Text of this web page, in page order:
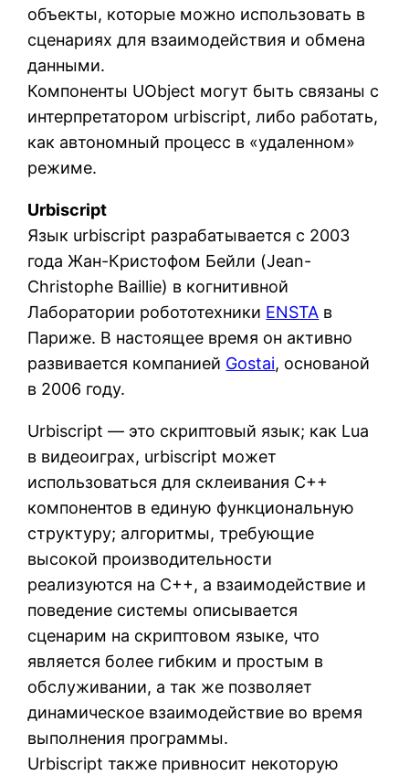
объекты, которые можно использовать в
сценариях для взаимодействия и обмена
данными.
Компоненты UObject могут быть связаны с
интерпретатором urbiscript, либо работать,
как автономный процесс в «удаленном»
режиме.
Urbiscript
Язык urbiscript разрабатывается с 2003
года Жан-Кристофом Бейли (Jean-
Christophe Baillie) в когнитивной
Лаборатории робототехники ENSTA в
Париже. В настоящее время он активно
развивается компанией Gostai, основаной
в 2006 году.
Urbiscript — это скриптовый язык; как Lua
в видеоиграх, urbiscript может
использоваться для склеивания C++
компонентов в единую функциональную
структуру; алгоритмы, требующие
высокой производительности
реализуются на C++, а взаимодействие и
поведение системы описывается
сценарим на скриптовом языке, что
является более гибким и простым в
обслуживании, а так же позволяет
динамическое взаимодействие во время
выполнения программы.
Urbiscript также привносит некоторую